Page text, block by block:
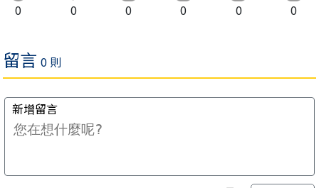
0 0 0 0 0 0